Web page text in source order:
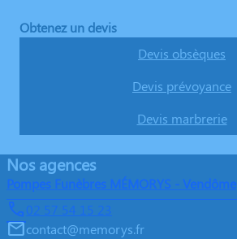
Obtenez un devis
Devis obsèques
Devis prévoyance
Devis marbrerie
Nos agences
Pompes Funèbres MÉMORYS - Vendôme
02 57 54 15 23
contact@memorys.fr